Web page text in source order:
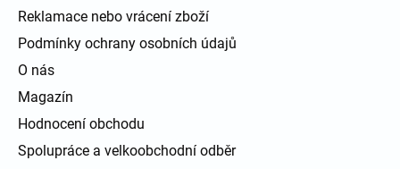
Reklamace nebo vrácení zboží
Podmínky ochrany osobních údajů
O nás
Magazín
Hodnocení obchodu
Spolupráce a velkoobchodní odběr